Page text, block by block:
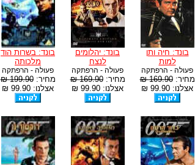
בונד: חיה ותן
למות
פעולה - הרפתקה
מחיר:169.90 ₪
אצלנו: 99.90 ₪
בונד: יהלומים
לנצח
פעולה - הרפתקה
מחיר:169.90 ₪
אצלנו: 99.90 ₪
בונד: בשרות הוד
מלכותה
פעולה - הרפתקה
מחיר:199.90 ₪
אצלנו: 99.90 ₪